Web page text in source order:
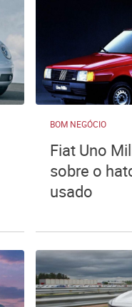
BOM NEGÓCIO
Fiat Uno
sobre o
usado